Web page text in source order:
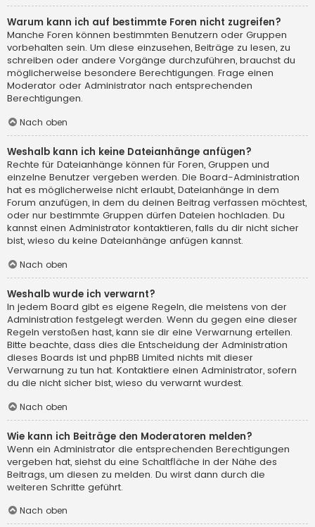
Warum kann ich auf bestimmte Foren nicht zugreifen?
Manche Foren können bestimmten Benutzern oder Gruppen
vorbehalten sein. Um diese einzusehen, Beiträge zu lesen, zu
schreiben oder andere Vorgänge durchzuführen, brauchst du
möglicherweise besondere Berechtigungen. Frage einen
Moderator oder Administrator nach entsprechenden
Berechtigungen.
Nach oben
Weshalb kann ich keine Dateianhänge anfügen?
Rechte für Dateianhänge können für Foren, Gruppen und
einzelne Benutzer vergeben werden. Die Board-Administration
hat es möglicherweise nicht erlaubt, Dateianhänge in dem
Forum anzufügen, in dem du deinen Beitrag verfassen möchtest,
oder nur bestimmte Gruppen dürfen Dateien hochladen. Du
kannst einen Administrator kontaktieren, falls du dir nicht sicher
bist, wieso du keine Dateianhänge anfügen kannst.
Nach oben
Weshalb wurde ich verwarnt?
In jedem Board gibt es eigene Regeln, die meistens von der
Administration festgelegt werden. Wenn du gegen eine dieser
Regeln verstoßen hast, kann sie dir eine Verwarnung erteilen.
Bitte beachte, dass dies die Entscheidung der Administration
dieses Boards ist und phpBB Limited nichts mit dieser
Verwarnung zu tun hat. Kontaktiere einen Administrator, sofern
du die nicht sicher bist, wieso du verwarnt wurdest.
Nach oben
Wie kann ich Beiträge den Moderatoren melden?
Wenn ein Administrator die entsprechenden Berechtigungen
vergeben hat, siehst du eine Schaltfläche in der Nähe des
Beitrags, um diesen zu melden. Du wirst dann durch die
weiteren Schritte geführt.
Nach oben